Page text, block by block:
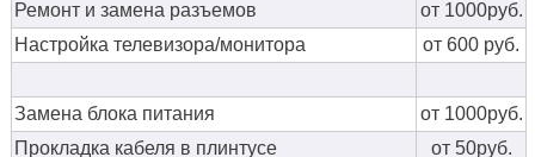
Ремонт и замена разъемов
от 1000руб.
Настройка телевизора/монитора
от 600 руб.
Замена блока питания
от 1000руб.
Прокладка кабеля в плинтусе
от 50руб.